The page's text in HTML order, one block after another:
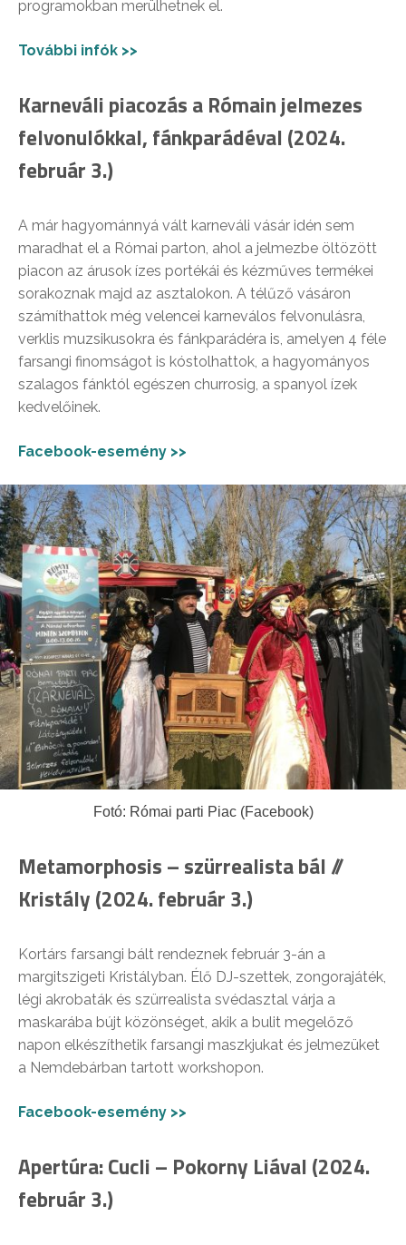
programokban merülhetnek el.
További infók >>
Karneváli piacozás a Rómain jelmezes
felvonulókkal, fánkparádéval (2024.
február 3.)
A már hagyománnyá vált karneváli vásár idén sem
maradhat el a Római parton, ahol a jelmezbe öltözött
piacon az árusok ízes portékái és kézműves termékei
sorakoznak majd az asztalokon. A télűző vásáron
számíthattok még velencei karneválos felvonulásra,
verklis muzsikusokra és fánkparádéra is, amelyen 4 féle
farsangi finomságot is kóstolhattok, a hagyományos
szalagos fánktól egészen churrosig, a spanyol ízek
kedvelőinek.
Facebook-esemény >>
Fotó: Római parti Piac (Facebook)
Metamorphosis – szürrealista bál //
Kristály (2024. február 3.)
Kortárs farsangi bált rendeznek február 3-án a
margitszigeti Kristályban. Élő DJ-szettek, zongorajáték,
légi akrobaták és szürrealista svédasztal várja a
maskarába bújt közönséget, akik a bulit megelőző
napon elkészíthetik farsangi maszkjukat és jelmezüket
a Nemdebárban tartott workshopon.
Facebook-esemény >>
Apertúra: Cucli – Pokorny Liával (2024.
február 3.)